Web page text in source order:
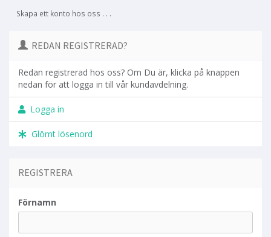
Skapa ett konto hos oss . . .
REDAN REGISTRERAD?
Redan registrerad hos oss? Om Du är, klicka på knappen
nedan för att logga in till vår kundavdelning.
Logga in
Glömt lösenord
REGISTRERA
Förnamn